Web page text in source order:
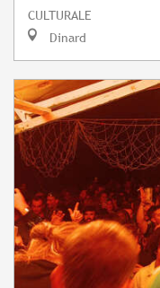
CULTURALE
Dinard